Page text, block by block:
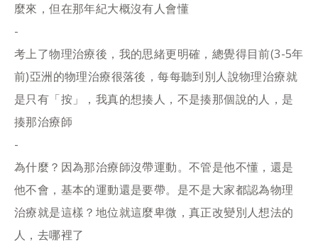
麼來，但在那年紀大概沒有人會懂
-
考上了物理治療後，我的思緒更明確，總覺得目前(3-5年
前)亞洲的物理治療很落後，每每聽到別人說物理治療就
是只有「按」，我真的想揍人，不是揍那個說的人，是
揍那治療師
-
為什麼？因為那治療師沒帶運動。不管是他不懂，還是
他不會，基本的運動還是要帶。是不是大家都認為物理
治療就是這樣？地位就這麼卑微，真正改變別人想法的
人，去哪裡了